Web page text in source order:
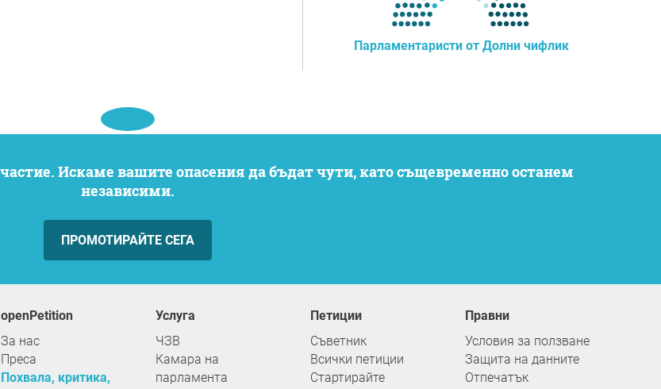
Парламентаристи от Долни чифлик
независими.
ПРОМОТИРАЙТЕ СЕГА
openPetition
За нас
Преса
Похвала, критика,
услуга
ЧЗВ
Камара на
парламента
Петиции
Съветник
Всички петиции
Стартирайте
Правни
Условия за ползване
Защита на данните
Отпечатък